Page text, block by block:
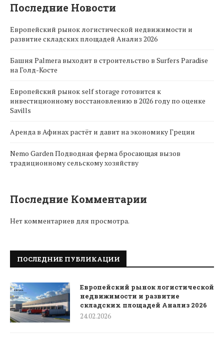
Последние Новости
Европейский рынок логистической недвижимости и
развитие складских площадей Анализ 2026
Башня Palmera выходит в строительство в Surfers Paradise
на Голд-Косте
Европейский рынок self storage готовится к
инвестиционному восстановлению в 2026 году по оценке
Savills
Аренда в Афинах растёт и давит на экономику Греции
Nemo Garden Подводная ферма бросающая вызов
традиционному сельскому хозяйству
Последние Комментарии
Нет комментариев для просмотра.
ПОСЛЕДНИЕ ПУБЛИКАЦИИ
Европейский рынок логистической
недвижимости и развитие
складских площадей Анализ 2026
24.02.2026